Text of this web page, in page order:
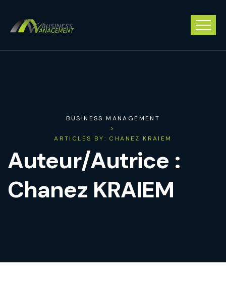
BUSINESS MANAGEMENT
>
ARTICLES BY: CHANEZ KRAIEM
Auteur/autrice :
Chanez KRAIEM